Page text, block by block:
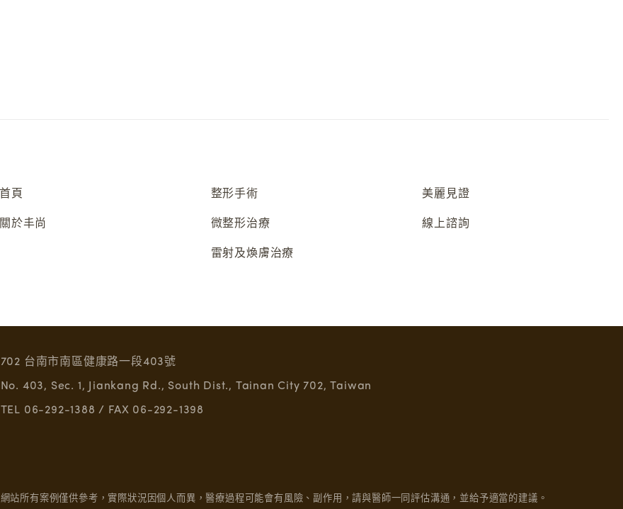
首頁
關於丰尚
整形手術
微整形治療
雷射及煥膚治療
美麗見證
線上諮詢
702 台南市南區健康路一段403號
No. 403, Sec. 1, Jiankang Rd., South Dist., Tainan City 702, Taiwan
TEL 06-292-1388 / FAX 06-292-1398
網站所有案例僅供參考，實際狀況因個人而異，醫療過程可能會有風險、副作用，請與醫師一同評估溝通，並給予適當的建議。